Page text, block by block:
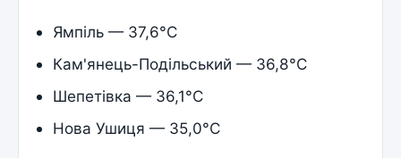
Ямпіль — 37,6°C
Кам'янець-Подільський — 36,8°C
Шепетівка — 36,1°C
Нова Ушиця — 35,0°C